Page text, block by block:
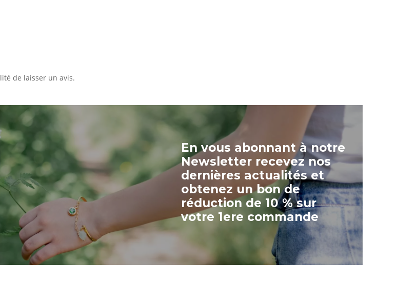
de laisser un avis.
En vous abonnant à notre
Newsletter recevez nos
dernières actualités et
obtenez un bon de
réduction de 10 % sur
votre 1ere commande